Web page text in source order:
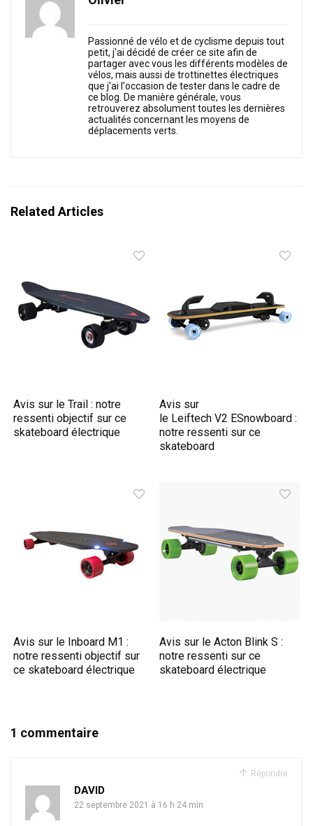
Passionné de vélo et de cyclisme depuis tout
petit, j'ai décidé de créer ce site afin de
partager avec vous les différents modèles de
vélos, mais aussi de trottinettes électriques
que j'ai l'occasion de tester dans le cadre de
ce blog. De manière générale, vous
retrouverez absolument toutes les dernières
actualités concernant les moyens de
déplacements verts.
Related Articles
Avis sur le Trail : notre
ressenti objectif sur ce
skateboard électrique
Avis sur
le Leiftech V2 ESnowboard :
notre ressenti sur ce
skateboard
Avis sur le Inboard M1 :
notre ressenti objectif sur
ce skateboard électrique
Avis sur le Acton Blink S :
notre ressenti sur ce
skateboard électrique
1 commentaire
Répondre
DAVID
22 septembre 2021 à 16 h 24 min